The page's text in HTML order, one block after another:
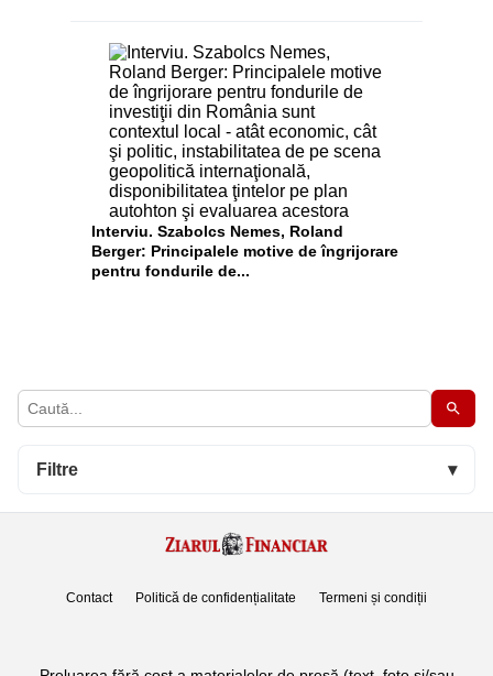
Filtre ▾
Interviu. Szabolcs Nemes, Roland
Berger: Principalele motive de îngrijorare
pentru fondurile de...
Contact Politică de confidențialitate Termeni și condiții